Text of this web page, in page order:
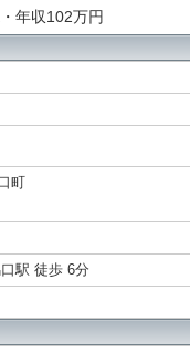
年収102万円
町
駅 徒歩 6分